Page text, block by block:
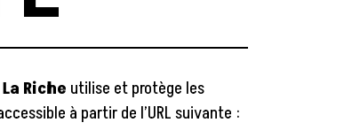
Riche utilise et protège les
à partir de l’URL suivante :